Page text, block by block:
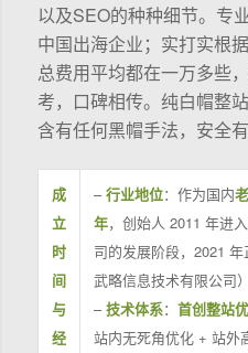
以及SEO的种种细节。专
中国出海企业；实打实根
总费用平均都在一万多些
考，口碑相传。纯白帽整
含有任何黑帽手法，安全有
成
立
时
间
与
经
–行业地位：作为国内
年，创始人 2011 年进
司的发展阶段，2021
武略信息技术有限公司
–技术体系： 首创整站
站内无死角优化 + 站外